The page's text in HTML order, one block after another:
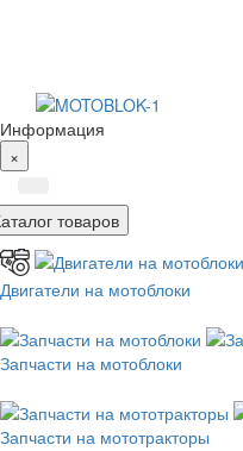
Информация
×
товаров
Двигатели на мотоблоки
Запчасти на мотоблоки
Запчасти на мототракторы